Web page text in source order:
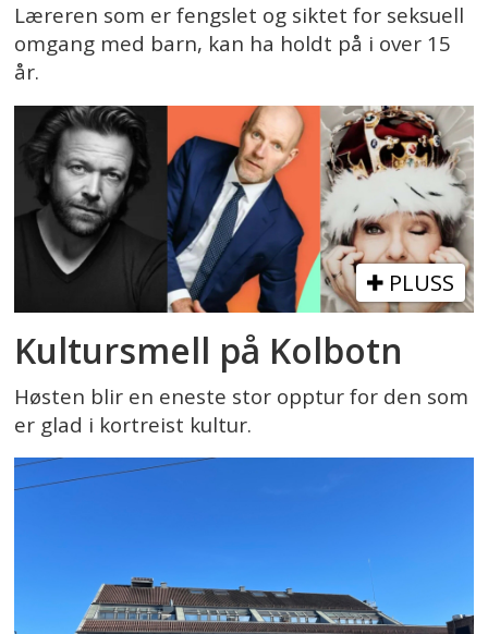
Læreren som er fengslet og siktet for seksuell
omgang med barn, kan ha holdt på i over 15
år.
PLUSS
Kultursmell på Kolbotn
Høsten blir en eneste stor opptur for den som
er glad i kortreist kultur.